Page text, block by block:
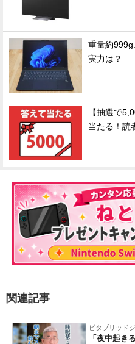
重量約999g
実力は？
【抽選で
当たる！読
関連記事
ビタブリッド
「夜中起き